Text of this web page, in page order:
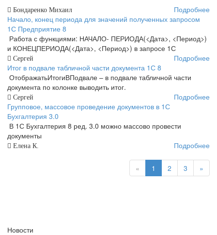
Бондаренко Михаил
Подробнее
Начало, конец периода для значений полученных запросом
1С Предприятие 8
Работа с функциями: НАЧАЛО- ПЕРИОДА(<Дата>, <Период>)
и КОНЕЦПЕРИОДА(<Дата>, <Период>) в запросе 1С
Сергей
Подробнее
Итог в подвале табличной части документа 1С 8
ОтображатьИтогиВПодвале – в подвале табличной части
документа по колонке выводить итог.
Сергей
Подробнее
Групповое, массовое проведение документов в 1С
Бухгалтерия 3.0
В 1С Бухгалтерия 8 ред. 3.0 можно массово провести
документы
Елена К. Подробнее
« 1 2 3 »
Новости